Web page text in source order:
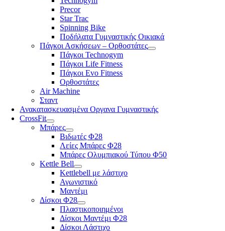
Precor
Star Trac
Spinning Bike
Ποδήλατα Γυμναστικής Οικιακά
Πάγκοι Ασκήσεων – Ορθοστάτες
Πάγκοι Technogym
Πάγκοι Life Fitness
Πάγκοι Evo Fitness
Ορθοστάτες
Air Machine
Σταντ
Ανακατασκευασμένα Οργανα Γυμναστικής
CrossFit
Μπάρες
Βιδωτές Φ28
Λείες Μπάρες Φ28
Μπάρες Ολυμπιακού Τύπου Φ50
Kettle Bell
Kettlebell με λάστιχο
Αγωνιστικό
Μαντέμι
Δίσκοι Φ28
Πλαστικοποιημένοι
Δίσκοι Μαντέμι Φ28
Δίσκοι Λάστιχο